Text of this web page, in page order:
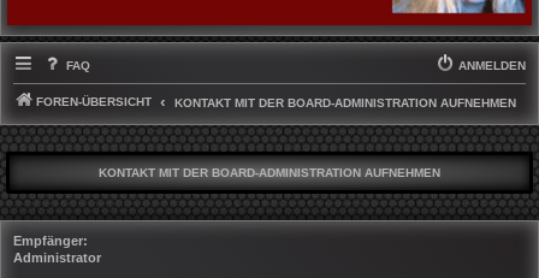
FAQ ANMELDEN
FOREN-ÜBERSICHT KONTAKT MIT DER BOARD-ADMINISTRATION AUFNEHMEN
KONTAKT MIT DER BOARD-ADMINISTRATION AUFNEHMEN
Empfänger:
Administrator